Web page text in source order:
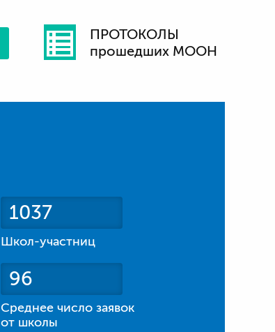
ПРОТОКОЛЫ
прошедших МООН
1037
Школ-участниц
96
Среднее число заявок
от школы